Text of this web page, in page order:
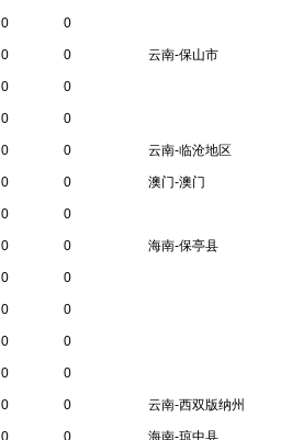
0 0
0 0 云南-保山市
0 0
0 0
0 0 云南-临沧地区
0 0 澳门-澳门
0 0
0 0 海南-保亭县
0 0
0 0
0 0
0 0
0 0 云南-西双版纳州
0 0 海南-琼中县